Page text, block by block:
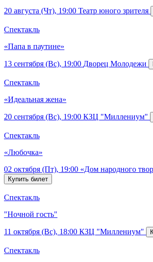
20 августа (Чт), 19:00 Театр юного зрителя
Спектакль
«Папа в паутине»
13 сентября (Вс), 19:00 Дворец Молодежи
Спектакль
«Идеальная жена»
20 сентября (Вс), 19:00 КЗЦ "Миллениум"
Спектакль
«Любочка»
02 октября (Пт), 19:00 «Дом народного
Спектакль
"Ночной гость"
11 октября (Вс), 18:00 КЗЦ "Миллениум"
Спектакль